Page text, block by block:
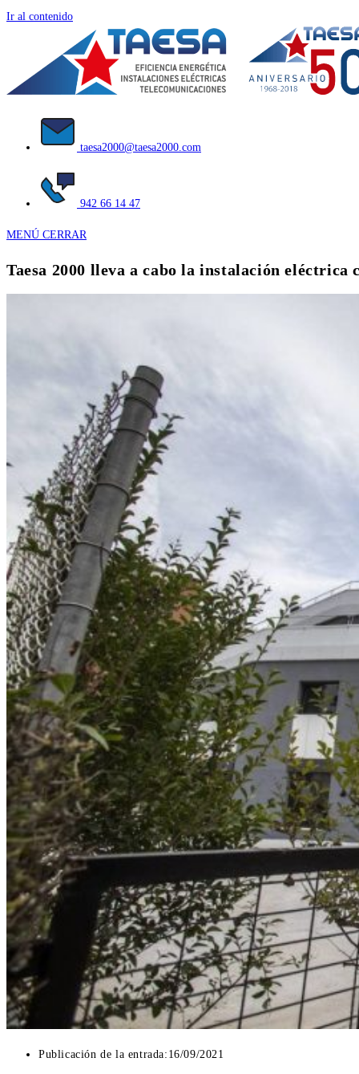
Ir al contenido
taesa2000@taesa2000.com
942 66 14 47
MENÚ CERRAR
Taesa 2000 lleva a cabo la instalación
Publicación de la entrada: 16/09/2021